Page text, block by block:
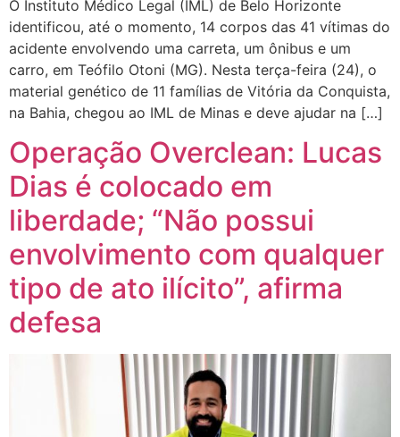
O Instituto Médico Legal (IML) de Belo Horizonte
identificou, até o momento, 14 corpos das 41 vítimas do
acidente envolvendo uma carreta, um ônibus e um
carro, em Teófilo Otoni (MG). Nesta terça-feira (24), o
material genético de 11 famílias de Vitória da Conquista,
na Bahia, chegou ao IML de Minas e deve ajudar na […]
Operação Overclean: Lucas
Dias é colocado em
liberdade; “Não possui
envolvimento com qualquer
tipo de ato ilícito”, afirma
defesa